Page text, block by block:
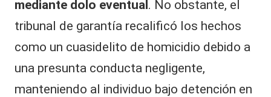
mediante dolo eventual . No obstante, el
tribunal de garantía recalificó los hechos
como un cuasidelito de homicidio debido a
una presunta conducta negligente,
manteniendo al individuo bajo detención en